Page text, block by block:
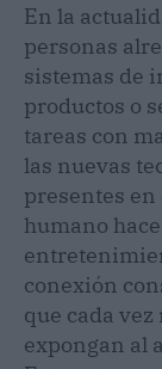
En la
personas
sistemas de
productos o
tareas con
las nuevas
presentes en
humano
conexión
que cada
expongan al